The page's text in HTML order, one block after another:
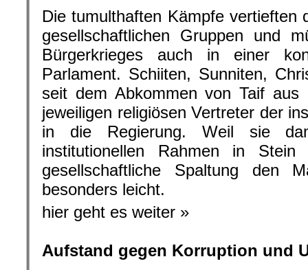
Die tumulthaften Kämpfe vertieften
gesellschaftlichen Gruppen und
Bürgerkrieges auch in einer
Parlament. Schiiten, Sunniten,
seit dem Abkommen von Taif
jeweiligen religiösen Vertreter der
in die Regierung. Weil sie
institutionellen Rahmen in
gesellschaftliche Spaltung den
besonders leicht.
hier geht es weiter »
Aufstand gegen Korruption und